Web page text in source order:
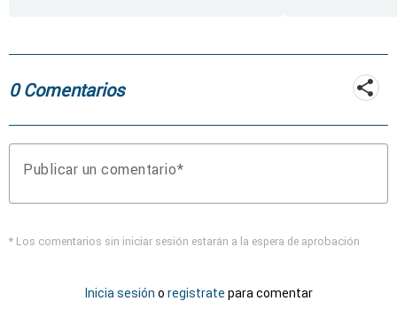
0 Comentarios
Publicar un comentario
* Los comentarios sin iniciar sesión estarán a la espera de aprobación
Inicia sesión o registrate para comentar